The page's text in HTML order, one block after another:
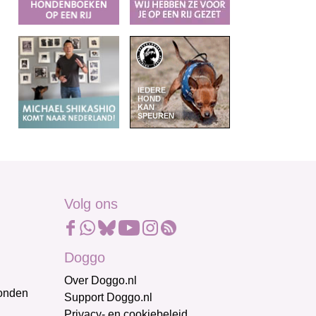
Volg ons
Doggo
Over Doggo.nl
Support Doggo.nl